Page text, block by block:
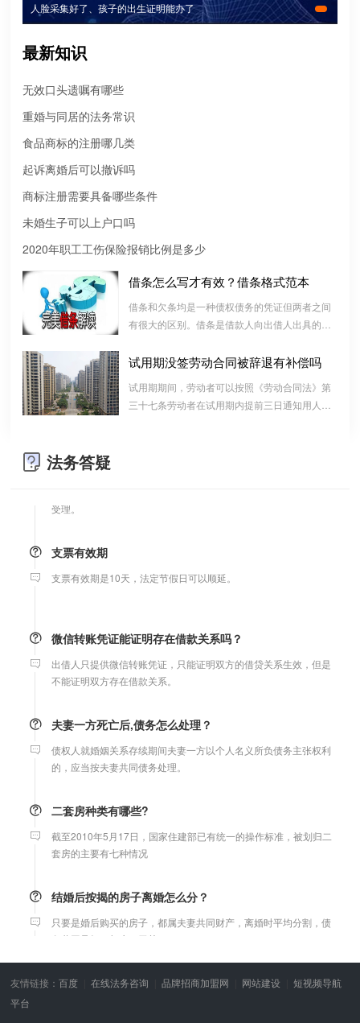
人脸采集好了、孩子的出生证明能办了
最新知识
无效口头遗嘱有哪些
重婚与同居的法务常识
食品商标的注册哪几类
起诉离婚后可以撤诉吗
商标注册需要具备哪些条件
未婚生子可以上户口吗
2020年职工工伤保险报销比例是多少
借条怎么写才有效？借条格式范本
借条和欠条均是一种债权债务的凭证但两者之间
有很大的区别。借条是借款人向出借人出具的借
系，而欠条是双方基于以前的经济往来而进行结
往来的结算，仅是代表一种纯粹的债权债务关系
并不代表借款合同关系。因此借款时宜写“借
试用期没签劳动合同被辞退有补偿吗
试用期期间，劳动者可以按照《劳动合同法》第
三十七条劳动者在试用期内提前三日通知用人单
法务答疑
微信转账凭证能证明存在借款关系吗？
出借人只提供微信转账凭证，只能证明双方的借贷关系生效，但是
不能证明双方存在借款关系。
婚前协议
婚前协议的主要目的是对双方各自的财产和债务范围以及权利归属
等问题实现作出约定，以免将来离婚或一方死亡是产生争议。
婚内财产公证在哪边公证处申请
支票有效期
微信转账凭证能证明存在借款关系吗？
不能证明双方存在借款关系。
夫妻一方死亡后,债务怎么处理？
的，应当按夫妻共同债务处理。
二套房种类有哪些?
套房的主要有七种情况
结婚后按揭的房子离婚怎么分？
务共同承担，与户口无关。
微信转账凭证能证明存在借款关系吗？
友情链接：百度 在线法务咨询 品牌招商加盟网 网站建设
短视频导航
平台